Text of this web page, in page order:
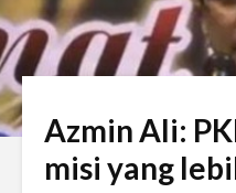
Azmin Ali:
misi yang